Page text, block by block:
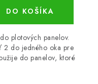
DO KOŠÍKA
plotových panelov.
2 do jedného oka pre
do panelov, ktoré